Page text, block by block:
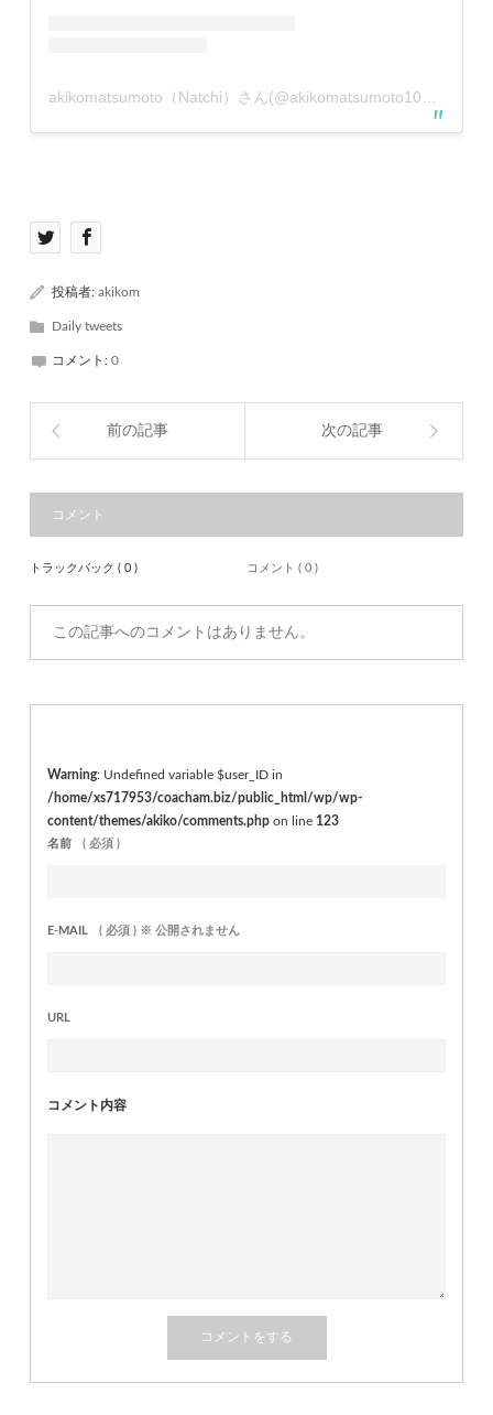
akikomatsumoto（Natchi）さん(@akikomatsumoto1007)がシェアした投稿
投稿者:akikom
Daily tweets
コメント:0
前の記事 次の記事
コメント
トラックバック ( 0 ) コメント ( 0 )
この記事へのコメントはありません。
Warning : Undefined variable $user_ID in
/home/xs717953/coacham.biz/public_html/wp/wp-
content/themes/akiko/comments.php on line 123
名前 ( 必須 )
E-MAIL ( 必須 ) ※ 公開されません
URL
コメント内容